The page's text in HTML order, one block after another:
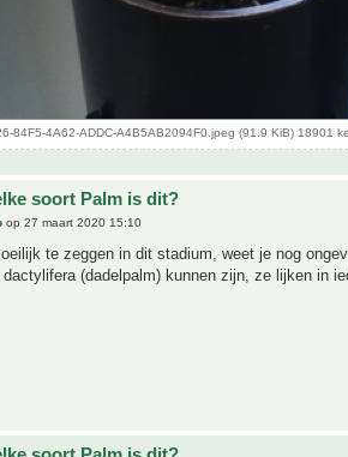
84F5-4A62-ADDC-A4B5AB2094F0.jpeg (91.9 KiB) 18901
soort Palm is dit?
op 27 maart 2020 15:10
te zeggen in dit stadium, weet je nog
dactylifera (dadelpalm) kunnen zijn, ze lijken in